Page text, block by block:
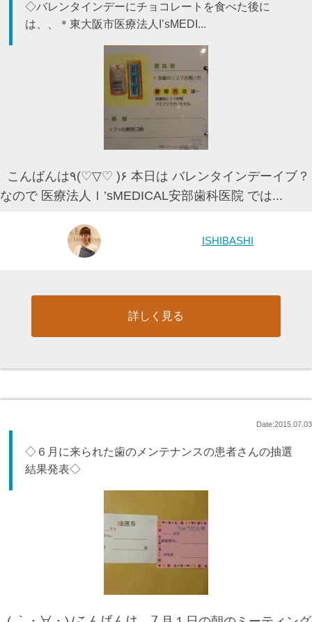
◇バレンタインデーにチョコレートを食べた後に
は、、＊東大阪市医療法人I’sMEDI...
こんばんは٩(♡▽♡ )۶ 本日は バレンタインデーイブ？
なので 医療法人Ｉ’sMEDICAL安部歯科医院 では...
ISHIBASHI
詳しく見る
Date:2015.07.03
◇６月に来られた歯のメンテナンスの患者さんの抽選
結果発表◇